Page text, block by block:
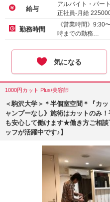
給与
アルバイト・パー
正社員-月給
勤務時間
《営業時間》9:30〜18:00 ・正社員：実働
時までの勤務…
気になる
1000円カット Plus/美容師
＜駒沢大学＞＊半個室空間＊『カ
ャンプーなし》施術はカットのみ
も安心して働けます★働き方ご相
ッフが活躍中です♪】